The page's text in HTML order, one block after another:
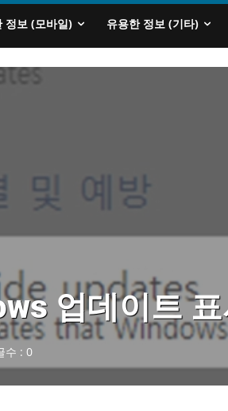
정보 (모바일) 유용한 정보 (기타)
업데이트
수 : 0